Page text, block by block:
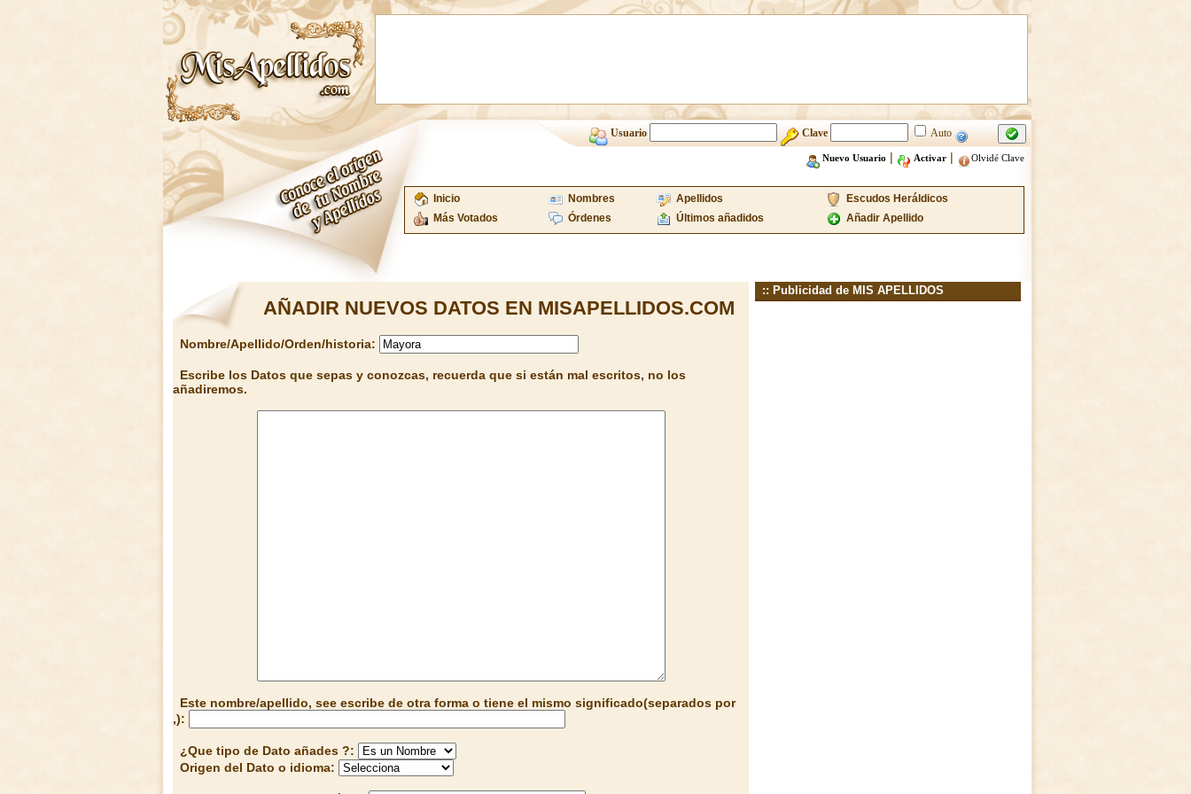
Usuario Clave Auto
Nuevo Usuario | Activar| Olvidé Clave
Inicio Nombres Apellidos
Escudos Heráldicos
Más Votados
Órdenes Últimos añadidos Añadir Apellido
AÑADIR NUEVOS DATOS EN MISAPELLIDOS.COM
Nombre/Apellido/Orden/historia:
Escribe los Datos que sepas y conozcas, recuerda que si están mal escritos, no los
añadiremos.
Este nombre/apellido, see escribe de otra forma o tiene el mismo significado(separados por
,):
¿Que tipo de Dato añades ?:
Origen del Dato o idioma:
:: Publicidad de MIS APELLIDOS